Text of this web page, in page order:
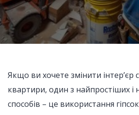
Якщо ви хочете змінити інтер’єр
квартири, один з найпростіших і
способів – це використання